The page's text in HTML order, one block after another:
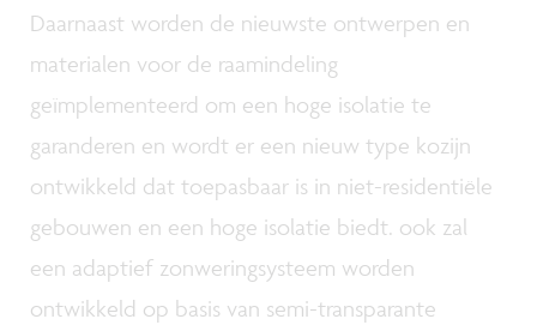
Daarnaast worden de nieuwste ontwerpen en
materialen voor de raamindeling
geïmplementeerd om een hoge isolatie te
garanderen en wordt er een nieuw type kozijn
ontwikkeld dat toepasbaar is in niet-residentiële
gebouwen en een hoge isolatie biedt. ook zal
een adaptief zonweringsysteem worden
ontwikkeld op basis van semi-transparante